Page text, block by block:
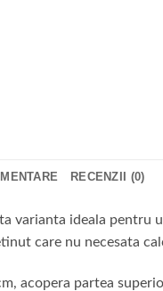
RECENZII (0)
varianta ideala pentru
care nu necesata
acopera partea